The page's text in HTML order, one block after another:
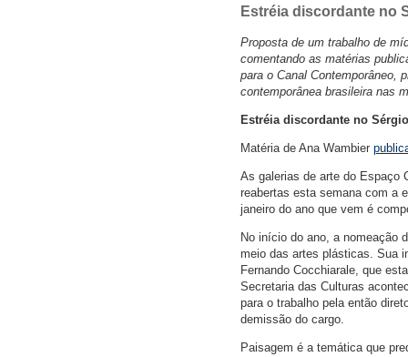
Estréia discordante no
Proposta de um trabalho de
comentando as matérias
para o Canal Contemporâneo,
contemporânea brasileira nas
Estréia discordante no
Matéria de Ana Wambier
As galerias de arte do Espaço
reabertas esta semana com a
janeiro do ano que vem é
No início do ano, a nomeação
meio das artes plásticas. Sua
Fernando Cocchiarale, que
Secretaria das Culturas
para o trabalho pela então
demissão do cargo.
Paisagem é a temática que